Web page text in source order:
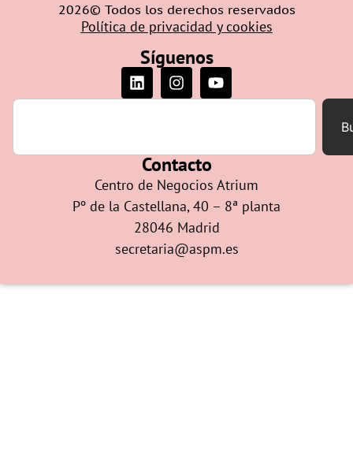
2026© Todos los derechos reservados
Política de privacidad y cookies
Síguenos
Contacto
Centro de Negocios Atrium
Pº de la Castellana, 40 – 8ª planta
28046 Madrid
secretaria@aspm.es